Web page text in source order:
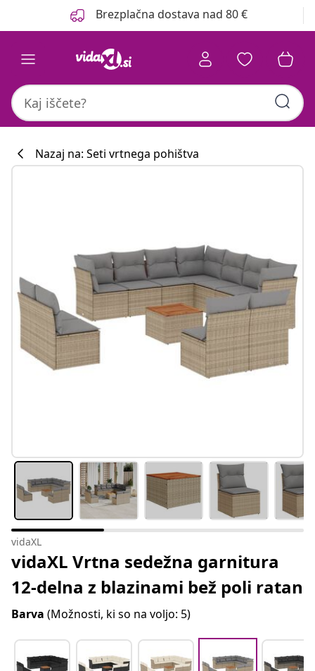
Brezplačna dostava nad 80 €
Nazaj na: Seti vrtnega pohištva
vidaXL
vidaXL Vrtna sedežna garnitura
12-delna z blazinami bež poli ratan
Barva (Možnosti, ki so na voljo: 5)